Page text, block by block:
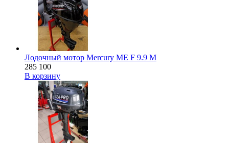
Лодочный мотор Mercury ME F 9.9 M
285 100
В корзину